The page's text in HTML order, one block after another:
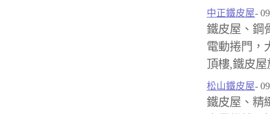
中正鐵皮屋-
鐵皮屋、鋼
電動捲門，
頂樓,鐵皮
松山鐵皮屋-
鐵皮屋、精